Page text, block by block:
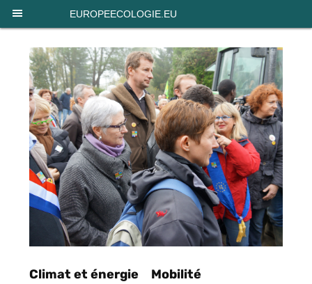
EUROPEECOLOGIE.EU
Climat et énergie Mobilité